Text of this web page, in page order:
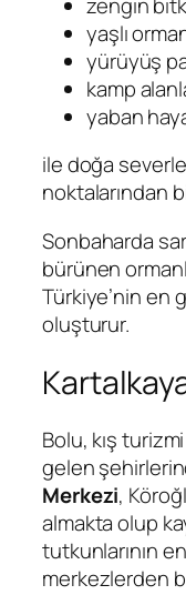
yaşlı
yürüyüş
kamp
yaban
ile doğa
noktalarından
Sonbaharda
bürünen
Türkiye’nin en
oluşturur.
Bolu, kış
gelen
Merkezi,
almakta olup
tutkunlarının
merkezlerden